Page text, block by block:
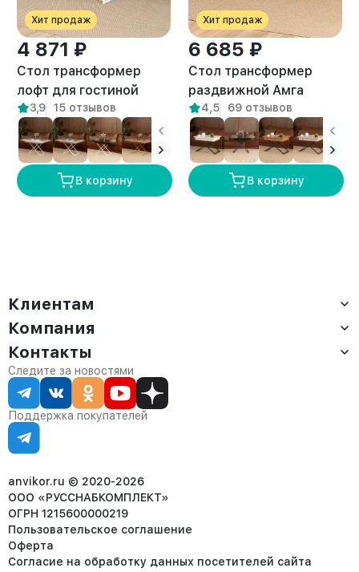
Хит продаж
4 871 ₽
Стол трансформер
лофт для гостиной
Кемь белый/амаретто
3,9 15 отзывов
В корзину
Хит продаж
6 685 ₽
Стол трансформер
раздвижной Амга
белый/амаретто
4,5 69 отзывов
В корзину
Клиентам
Доставка
Оплата
Сервис
Статус заказа
Статьи
Компания
О компании
Контакты
Партнёрам
Контакты
Отдел продаж:
8 (800) 234-22-62
corp@anvikor.ru
Ежедневно, с 7:00-19:00 (МСК)
Отдел рекламации:
8 (953) 455-25-61
Следите за новостями
Поддержка покупателей
anvikor.ru © 2020-2026
ООО «РУССНАБКОМПЛЕКТ»
ОГРН 1215600000219
Пользовательское соглашение
Оферта
Согласие на обработку данных посетителей сайта